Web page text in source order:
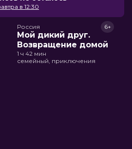
в 12:30
Россия
Мой дикий друг.
Возвращение домой
6+
1 ч 42 мин
семейный, приключения